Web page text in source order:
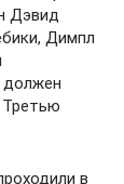
Дэвид
Димпл
должен
Третью
в